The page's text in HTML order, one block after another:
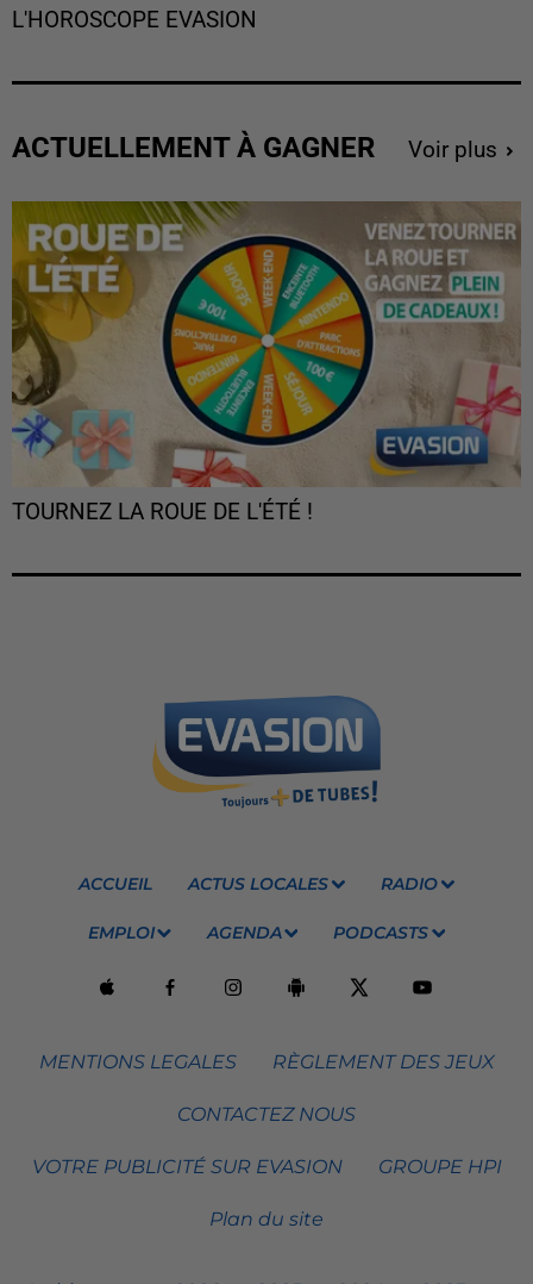
L'HOROSCOPE EVASION
ACTUELLEMENT À GAGNER Voir plus
TOURNEZ LA ROUE DE L'ÉTÉ !
ACCUEIL ACTUS LOCALES RADIO
EMPLOI AGENDA PODCASTS
MENTIONS LEGALES RÈGLEMENT DES JEUX
CONTACTEZ NOUS
VOTRE PUBLICITÉ SUR EVASION GROUPE HPI
Plan du site